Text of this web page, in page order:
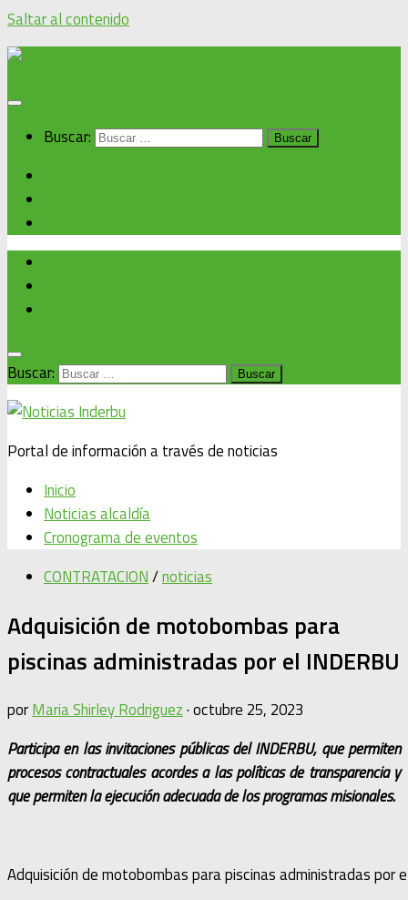
Saltar al contenido
Buscar:
Buscar:
Portal de información a través de noticias
Inicio
Noticias alcaldía
Cronograma de eventos
CONTRATACION/noticias
Adquisición de motobombas para
piscinas administradas por el INDERBU
porMaria Shirley Rodriguez·octubre 25, 2023
Participa en las invitaciones públicas del INDERBU, que permiten
procesos contractuales acordes a las políticas de transparencia y
que permiten la ejecución adecuada de los programas misionales.
Adquisición de motobombas para piscinas administradas por